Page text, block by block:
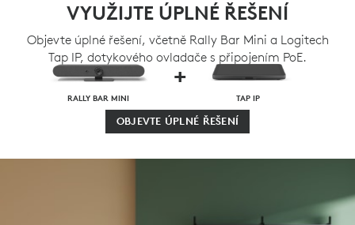
VYUŽIJTE ÚPLNÉ ŘEŠENÍ
Objevte úplné řešení, včetně Rally Bar Mini a Logitech
Tap IP, dotykového ovladače s připojením PoE.
RALLY BAR MINI
+
TAP IP
OBJEVTE ÚPLNÉ ŘEŠENÍ